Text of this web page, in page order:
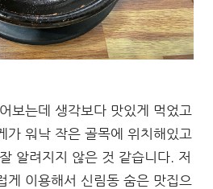
보는데 생각보다 맛있게 먹었고
가 워낙 작은 골목에 위치해있고
알려지지 않은 것 같습니다. 저
게 이용해서 신림동 숨은 맛집으